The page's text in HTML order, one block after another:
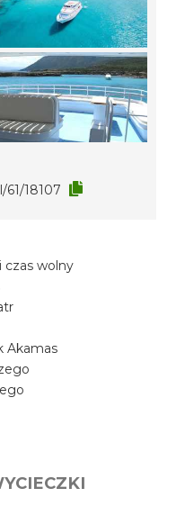
18107
czas wolny
Akamas